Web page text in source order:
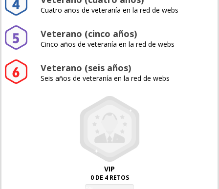
Cuatro años de veteranía en la red de webs
Veterano (cinco años)
Cinco años de veteranía en la red de webs
Veterano (seis años)
Seis años de veteranía en la red de webs
VIP
0 DE 4 RETOS